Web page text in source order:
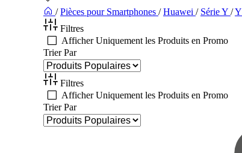
/ Pièces pour Smartphones / Huawei / Série Y /
Filtres
Afficher Uniquement les Produits en Promo
Trier Par
Filtres
Afficher Uniquement les Produits en Promo
Trier Par